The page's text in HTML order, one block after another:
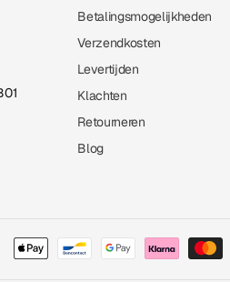
Betalingsmogelijkheden
Verzendkosten
Levertijden
Klachten
Retourneren
Blog